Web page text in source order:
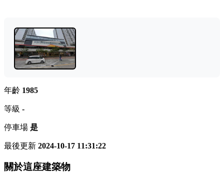
年齡 1985
等級 -
停車場 是
最後更新 2024-10-17 11:31:22
關於這座建築物